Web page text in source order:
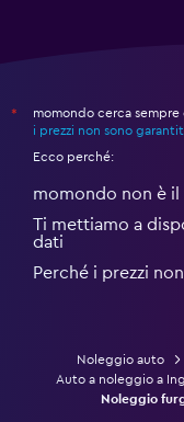
*
momondo cerca
i prezzi non sono
Ecco perché:
momondo non è
Ti mettiamo a
dati
Perché i prezzi
Noleggio auto
Auto a noleggio a
Noleggio